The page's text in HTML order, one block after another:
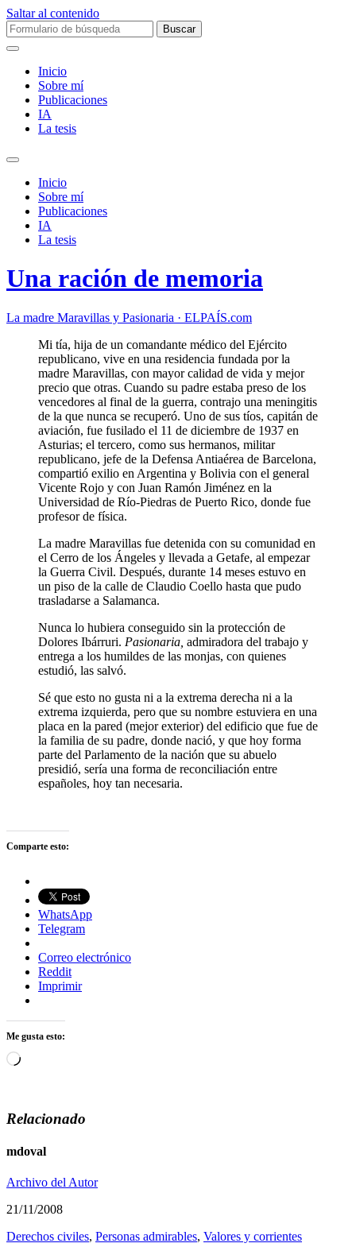
Saltar al contenido
Buscar:
Inicio
Sobre mí­
Publicaciones
IA
La tesis
Alternar
campo
búsqueda
Inicio
Sobre mí­
Publicaciones
IA
La tesis
Una ración de memoria
La madre Maravillas y Pasionaria · ELPAÍS.com
Mi tía, hija de un comandante médico del Ejército
republicano, vive en una residencia fundada por la
madre Maravillas, con mayor calidad de vida y mejor
precio que otras. Cuando su padre estaba preso de los
vencedores al final de la guerra, contrajo una meningitis
de la que nunca se recuperó. Uno de sus tíos, capitán de
aviación, fue fusilado el 11 de diciembre de 1937 en
Asturias; el tercero, como sus hermanos, militar
republicano, jefe de la Defensa Antiaérea de Barcelona,
compartió exilio en Argentina y Bolivia con el general
Vicente Rojo y con Juan Ramón Jiménez en la
Universidad de Río-Piedras de Puerto Rico, donde fue
profesor de física.
La madre Maravillas fue detenida con su comunidad en
el Cerro de los Ángeles y llevada a Getafe, al empezar
la Guerra Civil. Después, durante 14 meses estuvo en
un piso de la calle de Claudio Coello hasta que pudo
trasladarse a Salamanca.
Nunca lo hubiera conseguido sin la protección de
Dolores Ibárruri. Pasionaria, admiradora del trabajo y
entrega a los humildes de las monjas, con quienes
estudió, las salvó.
Sé que esto no gusta ni a la extrema derecha ni a la
extrema izquierda, pero que su nombre estuviera en una
placa en la pared (mejor exterior) del edificio que fue de
la familia de su padre, donde nació, y que hoy forma
parte del Parlamento de la nación que su abuelo
presidió, sería una forma de reconciliación entre
españoles, hoy tan necesaria.
Comparte esto:
WhatsApp
Telegram
Correo electrónico
Reddit
Imprimir
Me gusta esto:
Cargando...
Relacionado
mdoval
Archivo del Autor
21/11/2008
Derechos civiles, Personas admirables, Valores y corrientes